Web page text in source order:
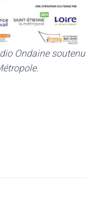
Ondaine soutenu